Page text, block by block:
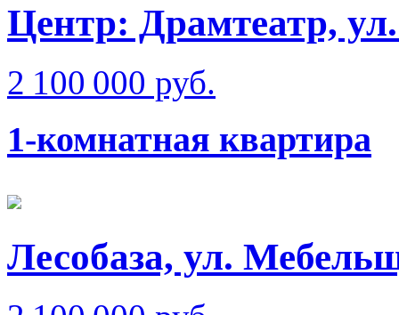
Центр: Драмтеатр,
2 100 000 руб.
1-комнатная квартира
Лесобаза, ул.